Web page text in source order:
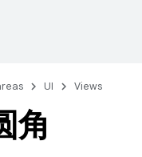
UI Views
角